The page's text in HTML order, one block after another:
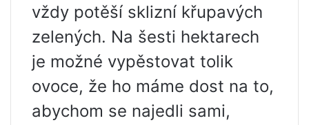
vždy potěší sklizní křupavých
zelených. Na šesti hektarech
je možné vypěstovat tolik
ovoce, že ho máme dost na to,
abychom se najedli sami,